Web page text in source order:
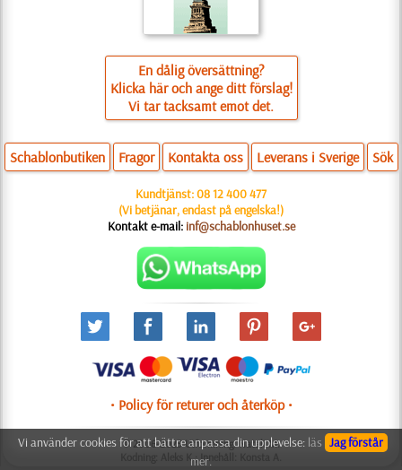
En dålig översättning?
Klicka här och ange ditt förslag!
Vi tar tacksamt emot det.
Schablonbutiken Fragor Kontakta oss Leverans i Sverige Sök
Kundtjänst:08 12 400 477
(Vi betjänar, endast på engelska!)
Kontakt e-mail: inf@schablonhuset.se
• Policy för returer och återköp •
© 2006-2025 Utformning: Natali M.
Kodning: Aleks K.; Innehåll: Konsta A.
Jag förstår
Vi använder cookies för att bättre anpassa din upplevelse: läs
mer.